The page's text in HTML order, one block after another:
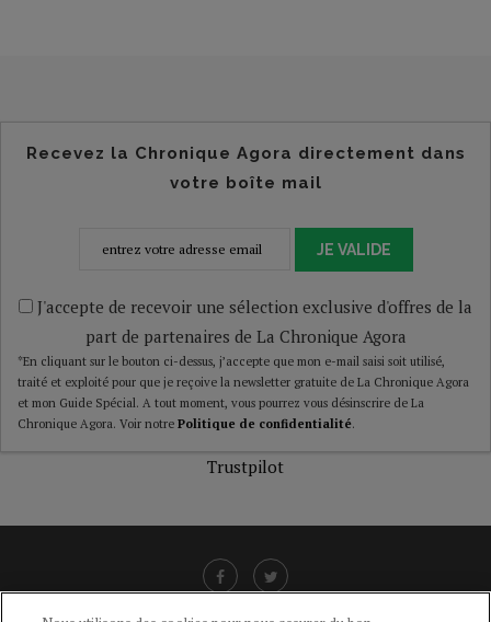
Recevez la Chronique Agora directement dans
votre boîte mail
JE VALIDE
J'accepte de recevoir une sélection exclusive d'offres de la
part de partenaires de La Chronique Agora
*En cliquant sur le bouton ci-dessus, j’accepte que mon e-mail saisi soit utilisé,
traité et exploité pour que je reçoive la newsletter gratuite de La Chronique Agora
et mon Guide Spécial. A tout moment, vous pourrez vous désinscrire de La
Chronique Agora. Voir notre Politique de confidentialité.
Trustpilot